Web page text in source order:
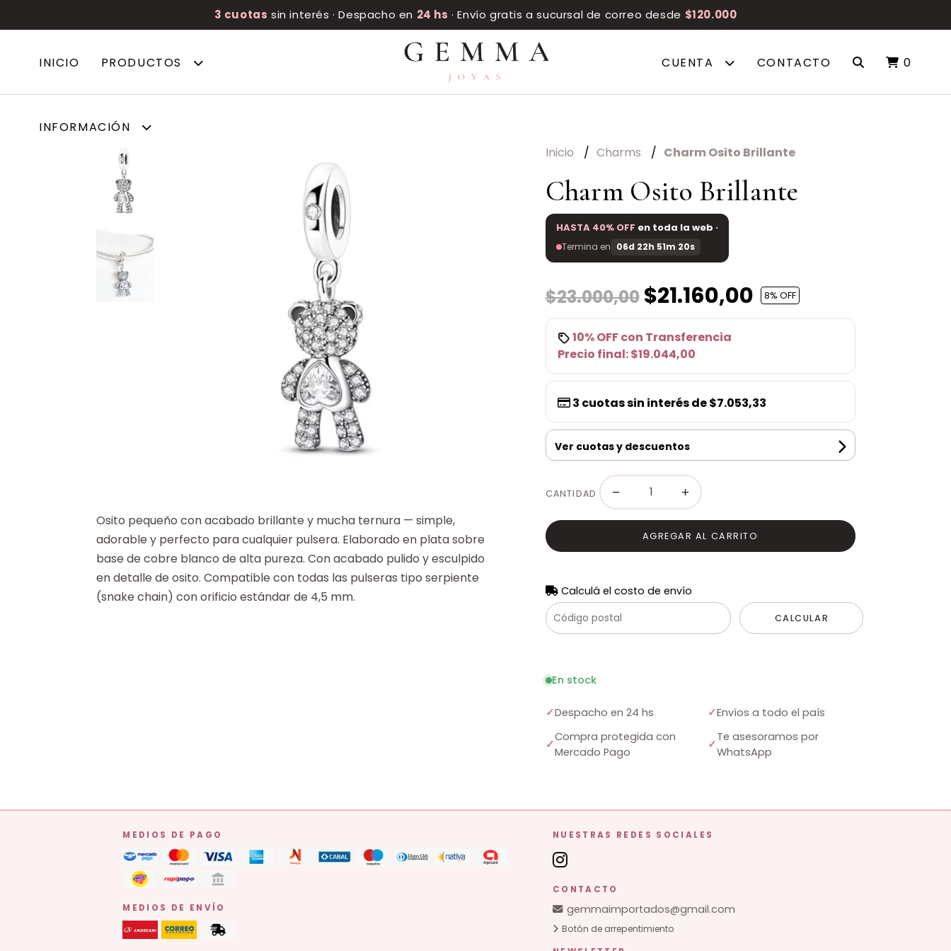
3 cuotas sin interés · Despacho en 24 hs · Envío gratis a sucursal de correo desde $120.000
INICIO PRODUCTOS
INFORMACIÓN
CUENTA CONTACTO 0
Osito pequeño con acabado brillante y mucha ternura — simple,
adorable y perfecto para cualquier pulsera. Elaborado en plata sobre
base de cobre blanco de alta pureza. Con acabado pulido y esculpido
en detalle de osito. Compatible con todas las pulseras tipo serpiente
(snake chain) con orificio estándar de 4,5 mm.
Inicio Charms Charm Osito Brillante
Charm Osito Brillante
HASTA 40% OFF en toda la web ·
Termina en 06d 22h 51m 19s
$23.000,00$21.160,00 8% OFF
10% OFFcon Transferencia
Precio final:$19.044,00
3 cuotas sin interés de$7.053,33
Ver cuotas y descuentos
CANTIDAD − +
AGREGAR AL CARRITO
Calculá el costo de envío
CALCULAR
En stock
✓Despacho en 24 hs ✓Envíos a todo el país
✓
Compra protegida con
Mercado Pago
✓
Te asesoramos por
WhatsApp
MEDIOS DE PAGO
MEDIOS DE ENVÍO
NUESTRAS REDES SOCIALES
CONTACTO
gemmaimportados@gmail.com
Botón de arrepentimiento